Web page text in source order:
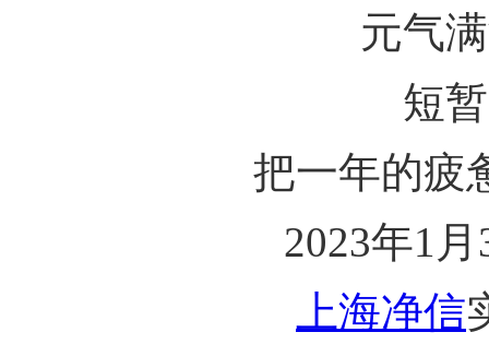
元气
短
把一年的疲
2023年1
上海净信